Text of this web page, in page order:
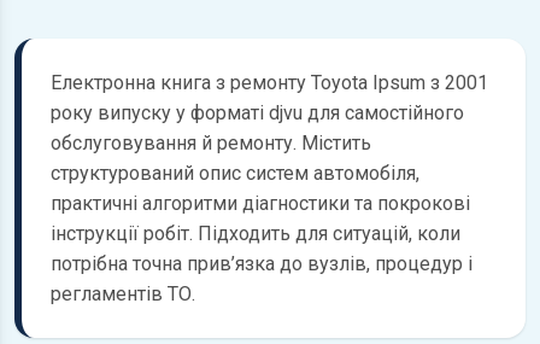
Електронна книга з ремонту Toyota Ipsum з 2001
року випуску у форматі djvu для самостійного
обслуговування й ремонту. Містить
структурований опис систем автомобіля,
практичні алгоритми діагностики та покрокові
інструкції робіт. Підходить для ситуацій, коли
потрібна точна прив’язка до вузлів, процедур і
регламентів ТО.